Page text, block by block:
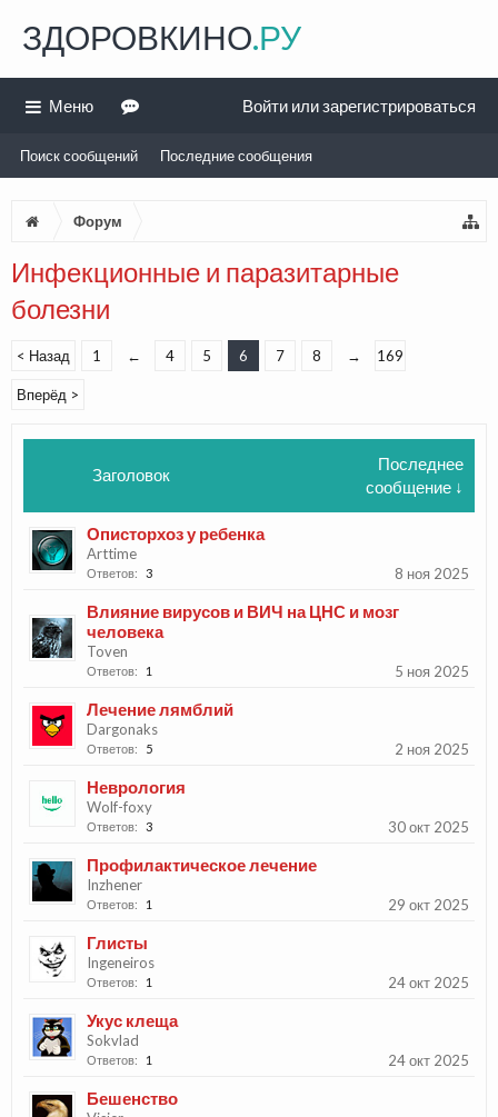
Форум
Инфекционные и паразитарные
болезни
< Назад 1 ← 4 5 6 7 8 → 169
Вперёд >
Заголовок
Последнее
сообщение ↓
Описторхоз у ребенка
Arttime
Ответов: 3 8 ноя 2025
Влияние вирусов и ВИЧ на ЦНС и мозг
человека
Toven
Ответов: 1 5 ноя 2025
Лечение лямблий
Dargonaks
Ответов: 5 2 ноя 2025
Неврология
Wolf-foxy
Ответов: 3 30 окт 2025
Профилактическое лечение
Inzhener
Ответов: 1 29 окт 2025
Глисты
Ingeneiros
Ответов: 1 24 окт 2025
Укус клеща
Sokvlad
Ответов: 1 24 окт 2025
Бешенство
ЗДОРОВКИНО.РУ
Меню
Поиск сообщений Последние сообщения
Войти или зарегистрироваться